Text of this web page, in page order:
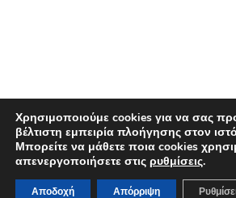
© 2026 Βιβλιοπωλείο
Pixellas
Χρησιμοποιούμε cookies για να σας
βέλτιστη εμπειρία πλοήγησης στον
Μπορείτε να μάθετε ποια cookies
απενεργοποιήσετε στις ρυθμίσεις.
Αποδοχή Απόρριψη